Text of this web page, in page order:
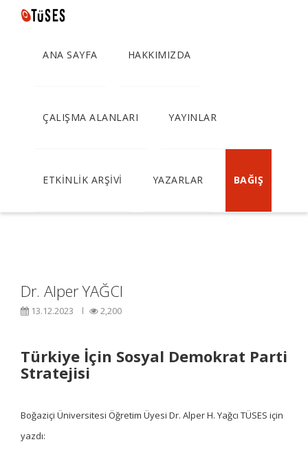
ANA SAYFA HAKKIMIZDA
ÇALIŞMA ALANLARI YAYINLAR
ETKİNLİK ARŞİVİ YAZARLAR BAĞIŞ
Demokrat Parti
Dr. Alper YAĞCI
13.12.2023 2,200
Türkiye İçin Sosyal Demokrat Parti
Stratejisi
Boğaziçi Üniversitesi Öğretim Üyesi Dr. Alper H. Yağcı TÜSES için
yazdı: